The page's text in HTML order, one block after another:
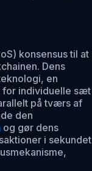
konsensus til at
Dens
en
for individuelle sæt
på tværs af
den
og gør dens
i sekundet